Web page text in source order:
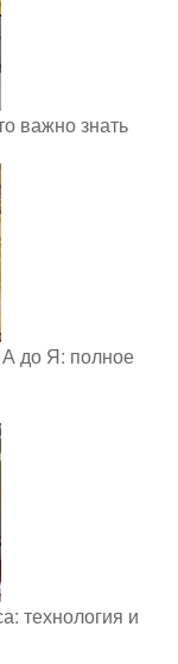
важно знать
А до Я: полное
технология и